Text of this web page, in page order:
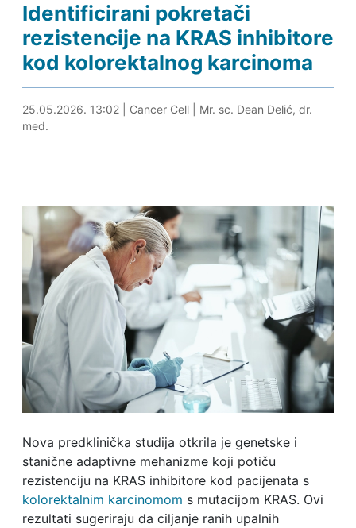
Identificirani pokretači
rezistencije na KRAS inhibitore
kod kolorektalnog karcinoma
25.05.2026. 14:13
25.05.2026. 13:02| Cancer Cell| Mr. sc. Dean Delić, dr.
med.
Nova predklinička studija otkrila je genetske i
stanične adaptivne mehanizme koji potiču
rezistenciju na KRAS inhibitore kod pacijenata s
kolorektalnim karcinomom s mutacijom KRAS. Ovi
rezultati sugeriraju da ciljanje ranih upalnih